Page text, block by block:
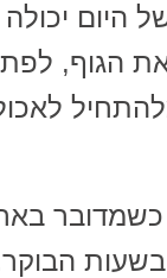
יכולה
הגוף,